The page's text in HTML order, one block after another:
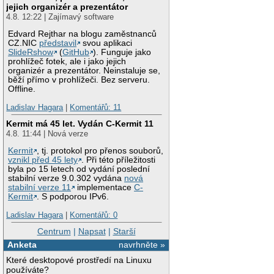
jejich organizér a prezentátor
4.8. 12:22 | Zajímavý software
Edvard Rejthar na blogu zaměstnanců
CZ.NIC představil
svou aplikaci
SlideRshow
(GitHub ). Funguje jako
prohlížeč fotek, ale i jako jejich
organizér a prezentátor. Neinstaluje se,
běží přímo v prohlížeči. Bez serveru.
Offline.
Ladislav Hagara| Komentářů: 11
Kermit má 45 let. Vydán C-Kermit 11
4.8. 11:44 | Nová verze
Kermit , tj. protokol pro přenos souborů,
vznikl před 45 lety . Při této příležitosti
byla po 15 letech od vydání poslední
stabilní verze 9.0.302 vydána nová
stabilní verze 11
implementaceC-
Kermit . S podporou IPv6.
Ladislav Hagara| Komentářů: 0
Centrum | Napsat| Starší
navrhněte »
Anketa
Které desktopové prostředí na Linuxu
používáte?